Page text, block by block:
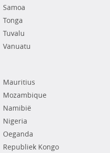
Samoa
Tonga
Tuvalu
Vanuatu
Mauritius
Mozambique
Namibië
Nigeria
Oeganda
Republiek Kongo